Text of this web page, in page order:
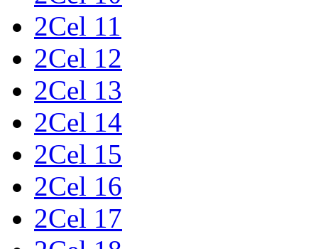
2Cel 11
2Cel 12
2Cel 13
2Cel 14
2Cel 15
2Cel 16
2Cel 17